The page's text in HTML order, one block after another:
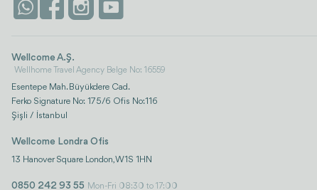
Wellcome A.Ş.
Wellhome Travel Agency Belge No: 16559
Esentepe Mah. Büyükdere Cad.
Ferko Signature No: 175/6 Ofis No:116
Şişli / İstanbul
Wellcome Londra Ofis
13 Hanover Square London, W1S 1HN
0850 242 93 55 Mon-Fri 08:30 to 17:00